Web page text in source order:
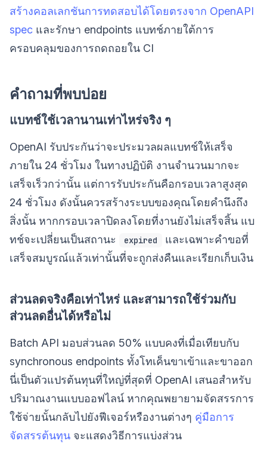
สร้างคอลเลกชันการทดสอบได้โดยตรงจาก OpenAPI
spec และรักษา endpoints แบทช์ภายใต้การ
ครอบคลุมของการถดถอยใน CI
คำถามที่พบบ่อย
แบทช์ใช้เวลานานเท่าไหร่จริง ๆ
OpenAI รับประกันว่าจะประมวลผลแบทช์ให้เสร็จ
ภายใน 24 ชั่วโมง ในทางปฏิบัติ งานจำนวนมากจะ
เสร็จเร็วกว่านั้น แต่การรับประกันคือกรอบเวลาสูงสุด
24 ชั่วโมง ดังนั้นควรสร้างระบบของคุณโดยคำนึงถึง
สิ่งนั้น หากกรอบเวลาปิดลงโดยที่งานยังไม่เสร็จสิ้น แบ
ทช์จะเปลี่ยนเป็นสถานะ
expired
และเฉพาะคำขอที่
เสร็จสมบูรณ์แล้วเท่านั้นที่จะถูกส่งคืนและเรียกเก็บเงิน
ส่วนลดจริงคือเท่าไหร่ และสามารถใช้ร่วมกับ
ส่วนลดอื่นได้หรือไม่
Batch API มอบส่วนลด 50% แบบคงที่เมื่อเทียบกับ
synchronous endpoints ทั้งโทเค็นขาเข้าและขาออก
นี่เป็นตัวแปรต้นทุนที่ใหญ่ที่สุดที่ OpenAI เสนอสำหรับ
ปริมาณงานแบบออฟไลน์ หากคุณพยายามจัดสรรการ
ใช้จ่ายนั้นกลับไปยังฟีเจอร์หรืองานต่างๆ คู่มือการ
จัดสรรต้นทุน จะแสดงวิธีการแบ่งส่วน